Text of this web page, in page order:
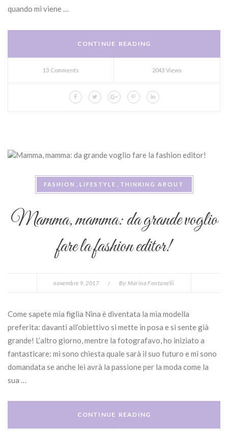
quando mi viene …
CONTINUE READING
13 Comments 2043 Views
FASHION LIFESTYLE THINKING ABOUT
Mamma, mamma: da grande voglio
fare la fashion editor!
novembre 9, 2017 / By: Marina Fontanelli
Come sapete mia figlia Nina è diventata la mia modella
preferita: davanti all’obiettivo si mette in posa e si sente già
grande! L’altro giorno, mentre la fotografavo, ho iniziato a
fantasticare: mi sono chiesta quale sarà il suo futuro e mi sono
domandata se anche lei avrà la passione per la moda come la
sua …
CONTINUE READING